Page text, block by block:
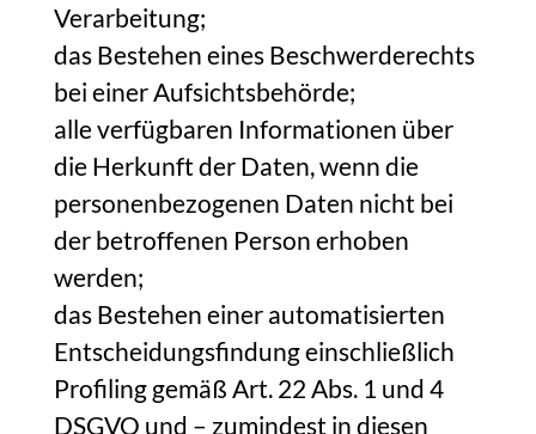
Verarbeitung;
das Bestehen eines Beschwerderechts
bei einer Aufsichtsbehörde;
alle verfügbaren Informationen über
die Herkunft der Daten, wenn die
personenbezogenen Daten nicht bei
der betroffenen Person erhoben
werden;
das Bestehen einer automatisierten
Entscheidungsfindung einschließlich
Profiling gemäß Art. 22 Abs. 1 und 4
DSGVO und – zumindest in diesen